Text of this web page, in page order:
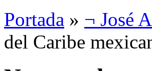
Portada » ¬ José
del Caribe